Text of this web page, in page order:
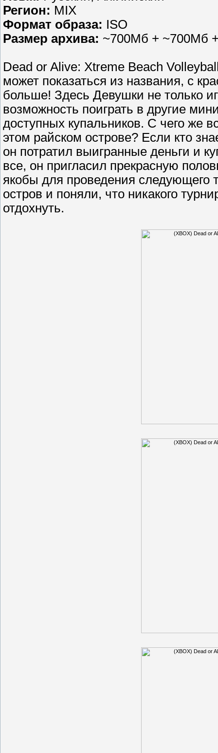
Регион: MIX
Формат образа: ISO
Размер архива: ~700Мб + ~700Мб
Dead or Alive: Xtreme Beach
может показаться из названия, с
больше! Здесь Девушки не только
возможность поиграть в другие
доступных купальников. С чего же
этом райском острове? Если кто
он потратил выигранные деньги и
все, он пригласил прекрасную
якобы для проведения следующего
остров и поняли, что никакого
отдохнуть.